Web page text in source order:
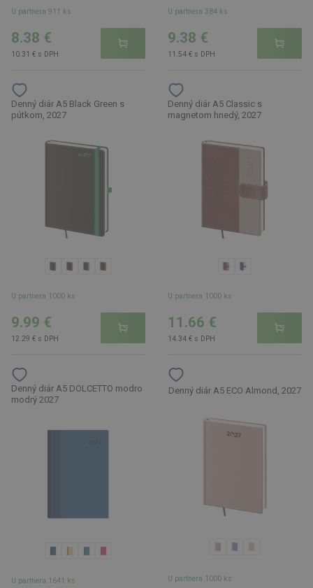
U partnera 911 ks
8.38 €
10.31 € s DPH
U partnera 384 ks
9.38 €
11.54 € s DPH
Denný diár A5 Black Green s
pútkom, 2027
U partnera 1000 ks
9.99 €
12.29 € s DPH
Denný diár A5 Classic s
magnetom hnedý, 2027
U partnera 1000 ks
11.66 €
14.34 € s DPH
Denný diár A5 DOLCETTO modro
modrý 2027
U partnera 1641 ks
Denný diár A5 ECO Almond, 2027
U partnera 1000 ks